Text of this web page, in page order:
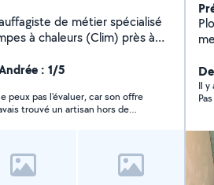
de métier spécialisé
à chaleurs (Clim) près à
ou de climatisation.
: 1/5
peux pas l'évaluer, car son offre
trouvé un artisan hors de
Il y